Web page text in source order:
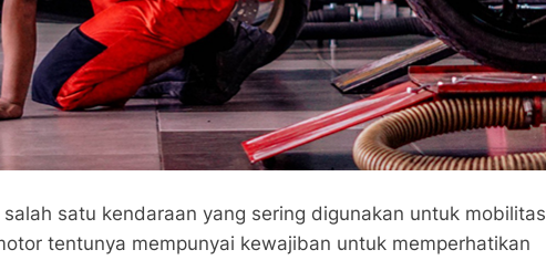
satu kendaraan yang sering digunakan untuk mobilitas
tentunya mempunyai kewajiban untuk memperhatikan